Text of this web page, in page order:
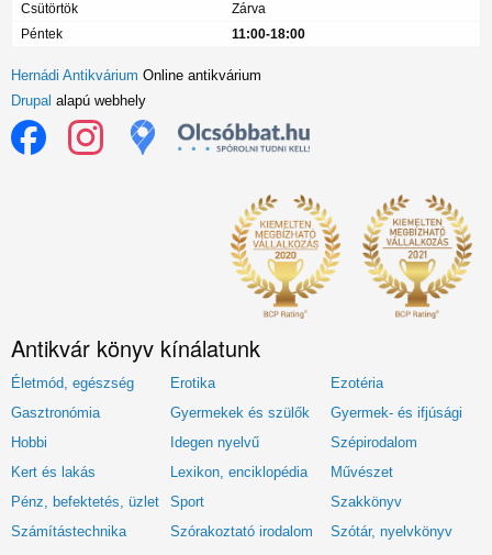
Csütörtök
Zárva
Péntek
11:00-18:00
Hernádi Antikvárium Online antikvárium
Drupal alapú webhely
Antikvár könyv kínálatunk
Életmód, egészség Erotika
Ezotéria
Gasztronómia
Gyermekek és szülők
Gyermek- és ifjúsági
Hobbi
Idegen nyelvű
Szépirodalom
Kert és lakás
Lexikon, enciklopédia
Művészet
Pénz, befektetés, üzlet
Sport
Szakkönyv
Számítástechnika
Szórakoztató irodalom
Szótár, nyelvkönyv